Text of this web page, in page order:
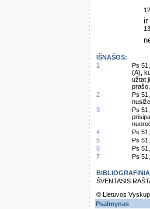
12
ir
13
IŠNAŠOS:
1
Ps
(A),
užtat
2
Ps
3
Ps
4
Ps
5
Ps
6
Ps
7
Ps
ŠVENTASIS
© Lietuvos
Psalmynas